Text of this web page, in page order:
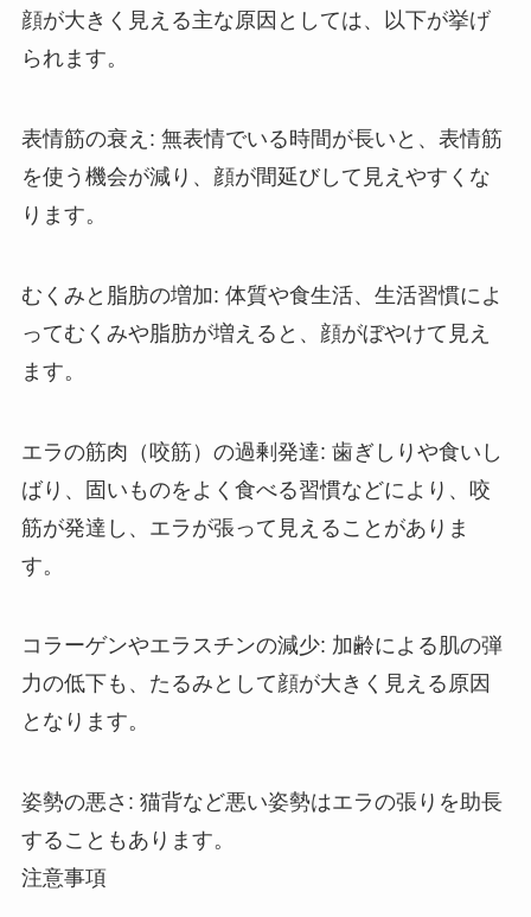
顔が大きく見える主な原因としては、以下が挙げ
られます。
表情筋の衰え: 無表情でいる時間が長いと、表情筋
を使う機会が減り、顔が間延びして見えやすくな
ります。
むくみと脂肪の増加: 体質や食生活、生活習慣によ
ってむくみや脂肪が増えると、顔がぼやけて見え
ます。
エラの筋肉（咬筋）の過剰発達: 歯ぎしりや食いし
ばり、固いものをよく食べる習慣などにより、咬
筋が発達し、エラが張って見えることがありま
す。
コラーゲンやエラスチンの減少: 加齢による肌の弾
力の低下も、たるみとして顔が大きく見える原因
となります。
姿勢の悪さ: 猫背など悪い姿勢はエラの張りを助長
することもあります。
注意事項